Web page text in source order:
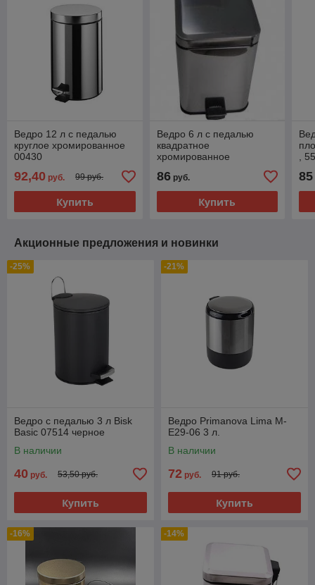
Ведро 12 л с педалью
круглое хромированное
00430
92,40 руб. 99 руб.
Купить
Ведро 6 л с педалью
квадратное
хромированное
86руб.
Купить
,
85
Акционные предложения и новинки
-25%
Ведро с педалью 3 л Bisk
Basic 07514 черное
В наличии
40 руб. 53,50 руб.
Купить
-21%
Ведро Primanova Lima M-
E29-06 3 л.
В наличии
72 руб. 91 руб.
Купить
-16% -14%